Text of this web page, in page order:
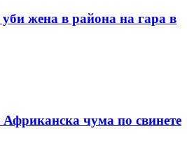
жена в района на гара в
чума по свинете